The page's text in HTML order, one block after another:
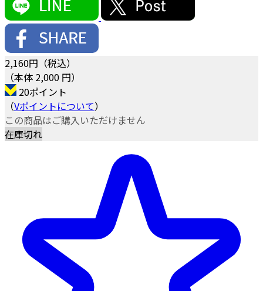
2,160円（税込）
（本体 2,000 円）
20ポイント
（Vポイントについて）
この商品はご購入いただけません
在庫切れ